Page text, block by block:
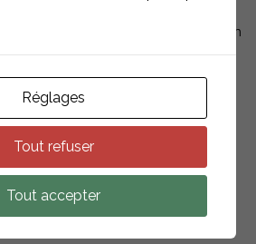
Gerät erhöht die Sicherheit, da
Dach oder im Freien vorhanden sein
im Tandem mit dem Envoy-S
der Netzanforderungen,
konforme Stromversorgung
Réglages
Tout refuser
Tout accepter